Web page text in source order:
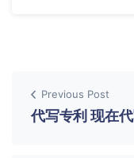
Previous Post
代写专利 现在